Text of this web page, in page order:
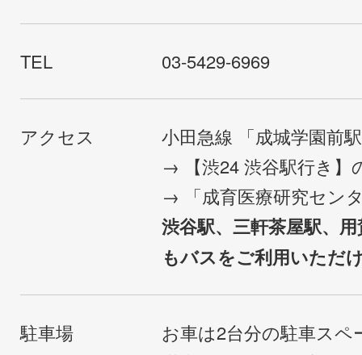
TEL 03-5429-6969
アクセス
小田急線 「成城学園前
→ 【渋24 渋谷駅行き】
→ 「成育医療研究セン
渋谷駅、三軒茶屋駅、
もバスをご利用いただ
駐車場
お車は2台分の駐車ス